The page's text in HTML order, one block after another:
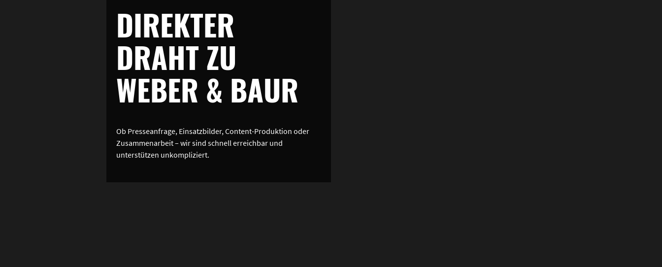
DIREKTER
DRAHT ZU
WEBER & BAUR
Ob Presseanfrage, Einsatzbilder, Content-Produktion oder
Zusammenarbeit – wir sind schnell erreichbar und
unterstützen unkompliziert.